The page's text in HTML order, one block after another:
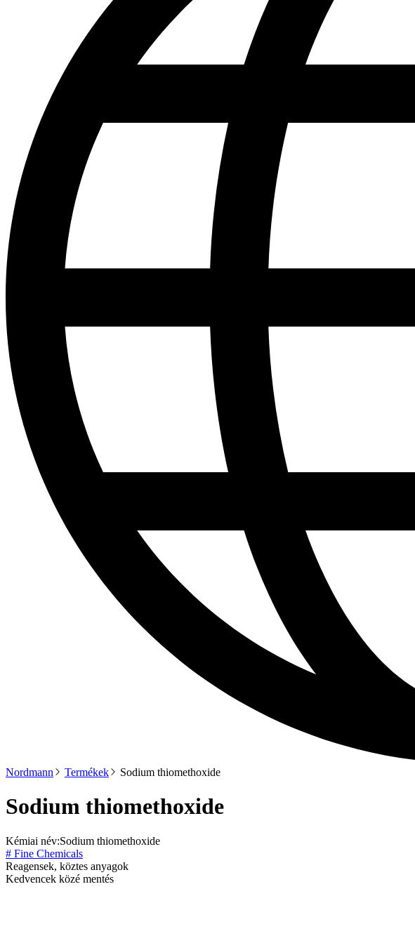
Nordmann Termékek Sodium thiomethoxide
Sodium thiomethoxide
Kémiai név:Sodium thiomethoxide
# Fine Chemicals
Reagensek, köztes anyagok
Kedvencek közé mentés